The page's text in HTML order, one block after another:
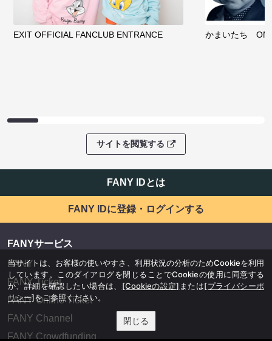
EXIT OFFICIAL FANCLUB ENTRANCE かまいたち
サイトを閲覧する
FANY IDとは
FANY IDに登録・ログインする
FANYサービス
FANY
FANY Ticket
FANY Online Ticket
FANY Channel
FANY Crowdfunding
当サイトは、お客様の使いやすさ、利用状況の分析のためCookieを利用
しています。このダイアログを閉じることでCookieの使用に同意する
か、詳細を確認したい場合は、 [Cookieの設定] または[プライバシーポ
リシー]をご参照ください。
閉じる